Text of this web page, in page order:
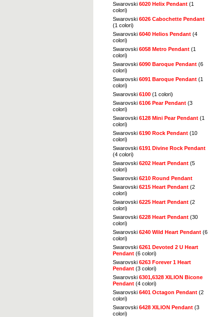
Swarovski 6020 Helix Pendant (1
colori)
Swarovski 6026 Cabochette Pendant
(1 colori)
Swarovski 6040 Helios Pendant (4
colori)
Swarovski 6058 Metro Pendant (1
colori)
Swarovski 6090 Baroque Pendant (6
colori)
Swarovski 6091 Baroque Pendant (1
colori)
Swarovski 6100 (1 colori)
Swarovski 6106 Pear Pendant (3
colori)
Swarovski 6128 Mini Pear Pendant (1
colori)
Swarovski 6190 Rock Pendant (10
colori)
Swarovski 6191 Divine Rock Pendant
(4 colori)
Swarovski 6202 Heart Pendant (5
colori)
Swarovski 6210 Round Pendant
Swarovski 6215 Heart Pendant (2
colori)
Swarovski 6225 Heart Pendant (2
colori)
Swarovski 6228 Heart Pendant (30
colori)
Swarovski 6240 Wild Heart Pendant (6
colori)
Swarovski 6261 Devoted 2 U Heart
Pendant (6 colori)
Swarovski 6263 Forever 1 Heart
Pendant (3 colori)
Swarovski 6301,6328 XILION Bicone
Pendant (4 colori)
Swarovski 6401 Octagon Pendant (2
colori)
Swarovski 6428 XILION Pendant (3
colori)